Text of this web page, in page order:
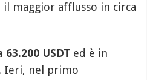
maggior afflusso in circa
63.200 USDT ed è in
Ieri, nel primo